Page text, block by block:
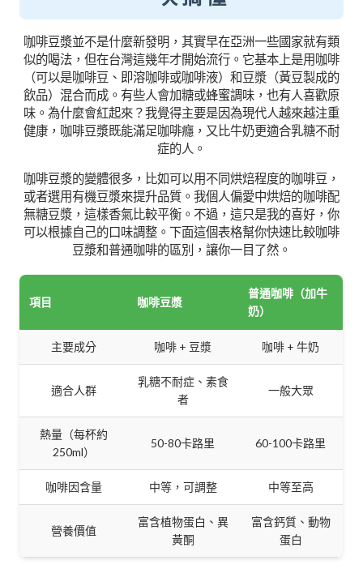
咖啡豆漿並不是什麼新發明，其實早在亞洲一些國家就有類
似的喝法，但在台灣這幾年才開始流行。它基本上是用咖啡
（可以是咖啡豆、即溶咖啡或咖啡液）和豆漿（黃豆製成的
飲品）混合而成。有些人會加糖或蜂蜜調味，也有人喜歡原
味。為什麼會紅起來？我覺得主要是因為現代人越來越注重
健康，咖啡豆漿既能滿足咖啡癮，又比牛奶更適合乳糖不耐
症的人。
咖啡豆漿的變體很多，比如可以用不同烘焙程度的咖啡豆，
或者選用有機豆漿來提升品質。我個人偏愛中烘焙的咖啡配
無糖豆漿，這樣香氣比較平衡。不過，這只是我的喜好，你
可以根據自己的口味調整。下面這個表格幫你快速比較咖啡
豆漿和普通咖啡的區別，讓你一目了然。
項目 咖啡豆漿
普通咖啡（加牛
奶）
主要成分 咖啡 + 豆漿 咖啡 + 牛奶
適合人群
乳糖不耐症、素食
者
一般大眾
熱量（每杯約
250ml）
50-80卡路里 60-100卡路里
咖啡因含量 中等，可調整 中等至高
營養價值
富含植物蛋白、異
黃酮
富含鈣質、動物
蛋白